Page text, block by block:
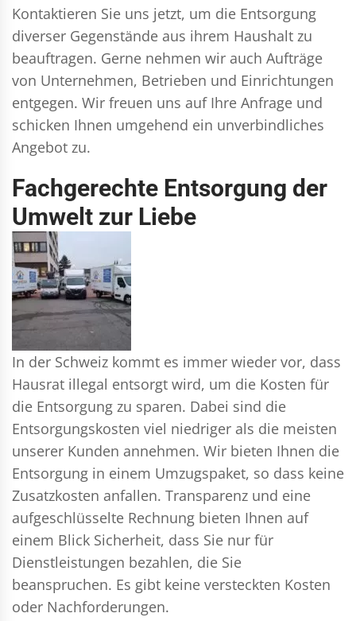
Kontaktieren Sie uns jetzt, um die Entsorgung
diverser Gegenstände aus ihrem Haushalt zu
beauftragen. Gerne nehmen wir auch Aufträge
von Unternehmen, Betrieben und Einrichtungen
entgegen. Wir freuen uns auf Ihre Anfrage und
schicken Ihnen umgehend ein unverbindliches
Angebot zu.
Fachgerechte Entsorgung der
Umwelt zur Liebe
In der Schweiz kommt es immer wieder vor, dass
Hausrat illegal entsorgt wird, um die Kosten für
die Entsorgung zu sparen. Dabei sind die
Entsorgungskosten viel niedriger als die meisten
unserer Kunden annehmen. Wir bieten Ihnen die
Entsorgung in einem Umzugspaket, so dass keine
Zusatzkosten anfallen. Transparenz und eine
aufgeschlüsselte Rechnung bieten Ihnen auf
einem Blick Sicherheit, dass Sie nur für
Dienstleistungen bezahlen, die Sie
beanspruchen. Es gibt keine versteckten Kosten
oder Nachforderungen.